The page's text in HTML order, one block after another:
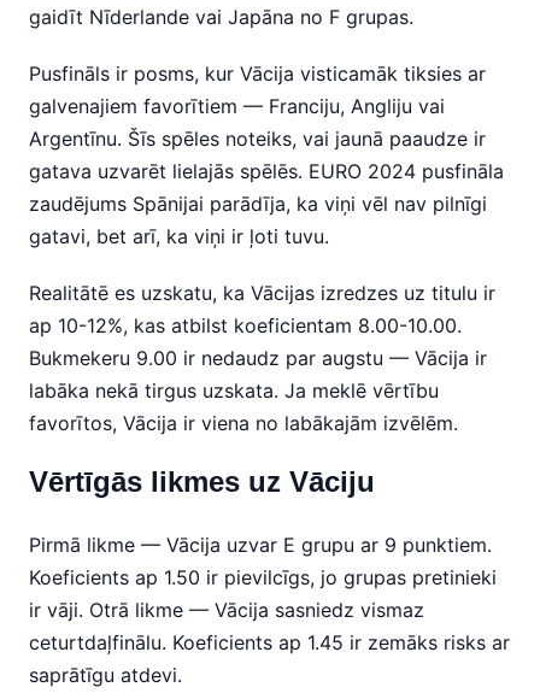
gaidīt Nīderlande vai Japāna no F grupas.
Pusfināls ir posms, kur Vācija visticamāk tiksies ar
galvenajiem favorītiem — Franciju, Angliju vai
Argentīnu. Šīs spēles noteiks, vai jaunā paaudze ir
gatava uzvarēt lielajās spēlēs. EURO 2024 pusfināla
zaudējums Spānijai parādīja, ka viņi vēl nav pilnīgi
gatavi, bet arī, ka viņi ir ļoti tuvu.
Realitātē es uzskatu, ka Vācijas izredzes uz titulu ir
ap 10-12%, kas atbilst koeficientam 8.00-10.00.
Bukmekeru 9.00 ir nedaudz par augstu — Vācija ir
labāka nekā tirgus uzskata. Ja meklē vērtību
favorītos, Vācija ir viena no labākajām izvēlēm.
Vērtīgās likmes uz Vāciju
Pirmā likme — Vācija uzvar E grupu ar 9 punktiem.
Koeficients ap 1.50 ir pievilcīgs, jo grupas pretinieki
ir vāji. Otrā likme — Vācija sasniedz vismaz
ceturtdaļfinālu. Koeficients ap 1.45 ir zemāks risks ar
saprātīgu atdevi.